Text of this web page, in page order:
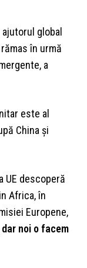
global
în urmă
a
este al
China şi
UE descoperă
Africa, în
Europene,
dar noi o facem